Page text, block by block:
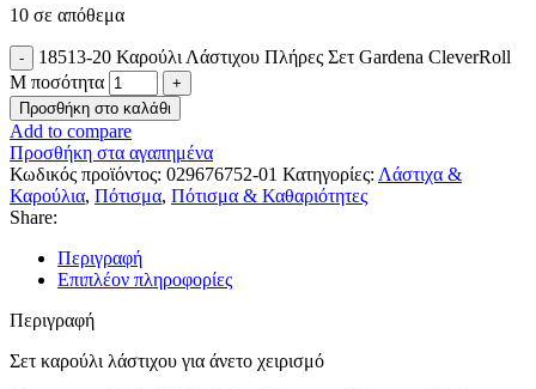
10 σε απόθεμα
18513-20 Καρούλι Λάστιχου Πλήρες Σετ Gardena CleverRoll
M ποσότητα
Προσθήκη στο καλάθι
Add to compare
Προσθήκη στα αγαπημένα
Κωδικός προϊόντος: 029676752-01 Κατηγορίες: Λάστιχα &
Καρούλια, Πότισμα, Πότισμα & Καθαριότητες
Share:
Περιγραφή
Επιπλέον πληροφορίες
Περιγραφή
Σετ καρούλι λάστιχου για άνετο χειρισμό